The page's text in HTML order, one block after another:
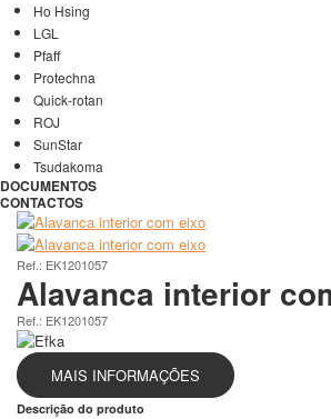
Ho Hsing
LGL
Pfaff
Protechna
Quick-rotan
ROJ
SunStar
Tsudakoma
DOCUMENTOS
CONTACTOS
Ref.: EK1201057
Alavanca interior
Ref.: EK1201057
MAIS INFORMAÇÕES
Descrição do produto